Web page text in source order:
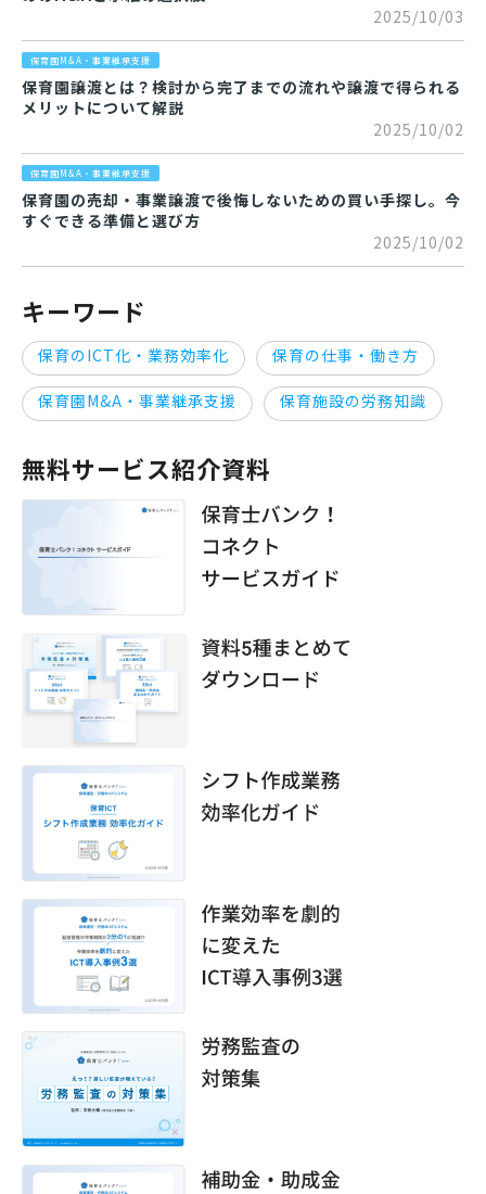
2025/10/03
保育園M&A・事業継承支援
保育園譲渡とは？検討から完了までの流れや譲渡で得られる
メリットについて解説
2025/10/02
保育園M&A・事業継承支援
保育園の売却・事業譲渡で後悔しないための買い手探し。今
すぐできる準備と選び方
2025/10/02
キーワード
保育のICT化・業務効率化 保育の仕事・働き方
保育園M&A・事業継承支援 保育施設の労務知識
無料サービス紹介資料